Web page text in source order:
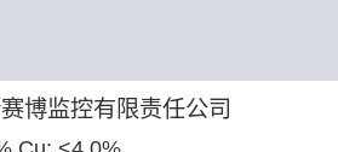
博监控有限责任公司